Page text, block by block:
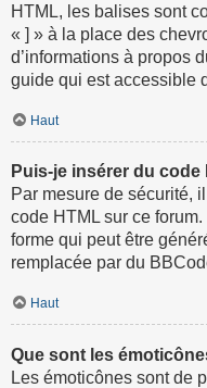
HTML, les balises sont
« ] » à la place des
d’informations à propos
guide qui est accessible
Haut
Puis-je insérer du code
Par mesure de sécurité,
code HTML sur ce
forme qui peut être
remplacée par du
Haut
Que sont les
Les émoticônes sont de